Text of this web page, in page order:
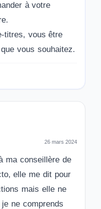
à votre
titres, vous être
vous souhaitez.
26 mars 2024
ma conseillère de
elle me dit pour
mais elle ne
ne comprends